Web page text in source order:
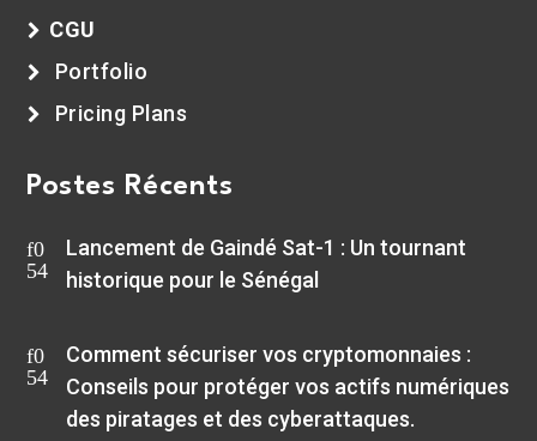
CGU
Portfolio
Pricing Plans
Postes Récents
Lancement de Gaindé Sat-1 : Un tournant
historique pour le Sénégal
Comment sécuriser vos cryptomonnaies :
Conseils pour protéger vos actifs numériques
des piratages et des cyberattaques.